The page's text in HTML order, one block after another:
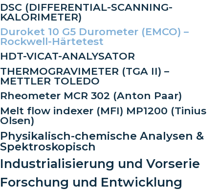
DSC (DIFFERENTIAL-SCANNING-
KALORIMETER)
Duroket 10 G5 Durometer (EMCO) –
Rockwell-Härtetest
HDT-VICAT-ANALYSATOR
THERMOGRAVIMETER (TGA II) –
METTLER TOLEDO
Rheometer MCR 302 (Anton Paar)
Melt flow indexer (MFI) MP1200 (Tinius
Olsen)
Physikalisch-chemische Analysen &
Spektroskopisch
Industrialisierung und Vorserie
Forschung und Entwicklung